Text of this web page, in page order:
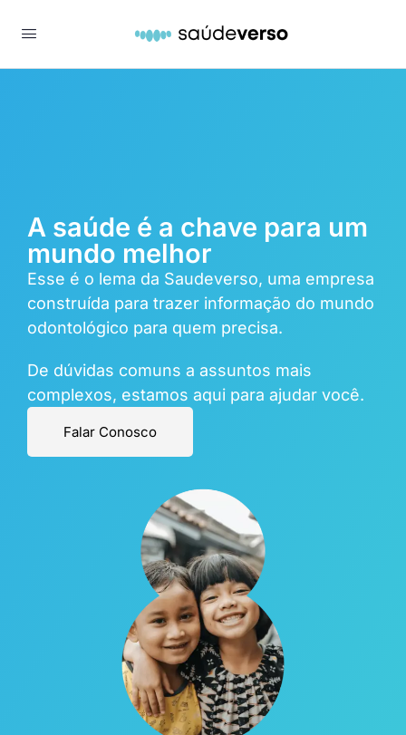
A saúde é a chave para um
mundo melhor
Esse é o lema da Saudeverso, uma empresa
construída para trazer informação do mundo
odontológico para quem precisa.
De dúvidas comuns a assuntos mais
complexos, estamos aqui para ajudar você.
Falar Conosco